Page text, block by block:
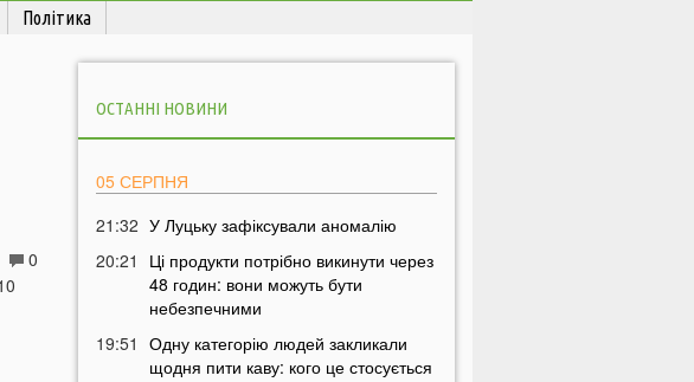
Політика
0
ОСТАННІ НОВИНИ
05 СЕРПНЯ
21:32 У Луцьку зафіксували аномалію
20:21
Ці продукти потрібно викинути через
48 годин: вони можуть бути
небезпечними
19:51
Одну категорію людей закликали
щодня пити каву: кого це стосується